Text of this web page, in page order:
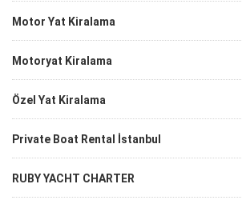
Motor Yat Kiralama
Motoryat Kiralama
Özel Yat Kiralama
Private Boat Rental İstanbul
RUBY YACHT CHARTER